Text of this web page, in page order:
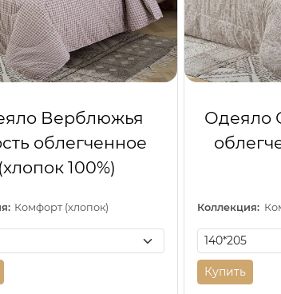
Верблюжья
облегченное
(хлопок 100%)
Комфорт (хлопок)
Одеяло
Коллекция:
Купить